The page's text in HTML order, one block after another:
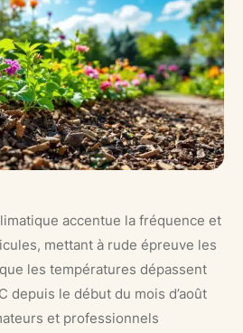
accentue la fréquence et
mettant à rude épreuve les
les températures dépassent
depuis le début du mois d’août
et professionnels